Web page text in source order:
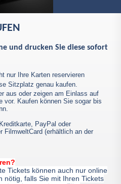
und drucken Sie diese sofort
nur Ihre Karten reservieren
Sitzplatz genau kaufen.
aus oder zeigen am Einlass auf
vor. Kaufen können Sie sogar bis
PayPal oder
FilmweltCard (erhältlich an der
Tickets können auch nur online
nötig, falls Sie mit Ihren Tickets